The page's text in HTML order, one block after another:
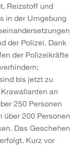
Reizstoff und
in der Umgebung
der Polizei. Dank
der Polizeikräfte
bis jetzt zu
an
250 Personen
über 200 Personen
Das Geschehen
Kurz vor